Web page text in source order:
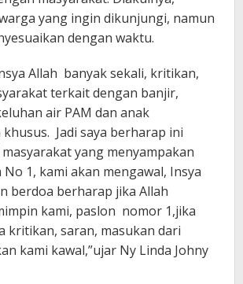
yang ingin dikunjungi, namun
dengan waktu.
Allah banyak sekali, kritikan,
terkait dengan banjir,
air PAM dan anak
Jadi saya berharap ini
masyarakat yang menyampakan
1, kami akan mengawal, Insya
berdoa berharap jika Allah
kami, paslon nomor 1,jika
kritikan, saran, masukan dari
kami kawal,”ujar Ny Linda Johny